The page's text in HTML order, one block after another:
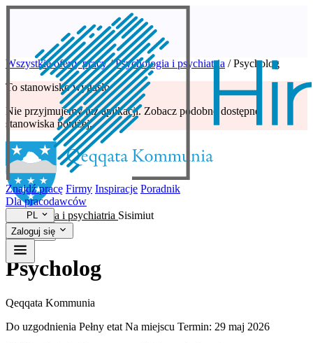
Znajdź pracę Firmy Inspiracje Poradnik
Dla pracodawców
PL
Zaloguj się
Wszystkie oferty pracy / Psychologia i psychiatria / Psycholog
To stanowisko wygasło
Nie przyjmujemy już aplikacji. Zobacz podobne dostępne
stanowiska poniżej.
Psychologia i psychiatria Sisimiut
Psycholog
Qeqqata Kommunia
Do uzgodnienia Pełny etat Na miejscu Termin: 29 maj 2026